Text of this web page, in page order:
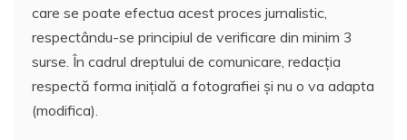
care se poate efectua acest proces jurnalistic,
respectându-se principiul de verificare din minim 3
surse. În cadrul dreptului de comunicare, redacția
respectă forma inițială a fotografiei și nu o va adapta
(modifica).